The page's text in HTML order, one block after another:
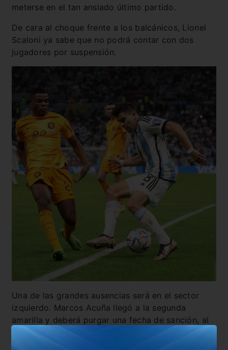
meterse en el tan ansiado último partido.
De cara al choque frente a los balcánicos, Lionel
Scaloni ya sabe que no podrá contar con dos
jugadores por suspensión.
Una de las grandes ausencias será en el sector
izquierdo. Marcos Acuña llegó a la segunda
amarilla y deberá purgar una fecha de sanción, al
igual que Gonzalo Montiel en el flanco derecho.